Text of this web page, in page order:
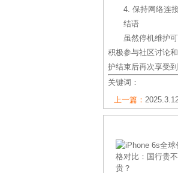
4. 保持网络连
结语
虽然停机维护
积极参与社区讨论
护结束后再次享受
关键词：
上一篇：